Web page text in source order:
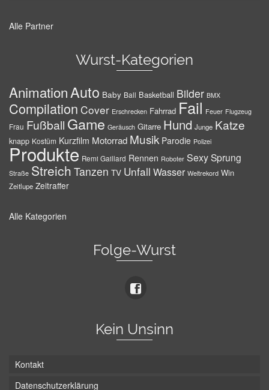
Alle Partner
Wurst-Kategorien
AnimationAuto Baby Ball Basketball Bilder BMX
Compilation Cover Erschrecken Fahrrad Fail Feuer Flugzeug
Frau Fußball Game Geräusch Gitarre Hund Junge Katze
knapp Kostüm Kurzfilm Motorrad Musik Parodie Polizei
Produkte Remi Gaillard Rennen Roboter SexySprung
Straße Streich Tanzen TV Unfall Wasser Weltrekord Win
Zeitlupe Zeitraffer
Alle Kategorien
Folge-Wurst
Kein Unsinn
Kontakt
Datenschutzerklärung